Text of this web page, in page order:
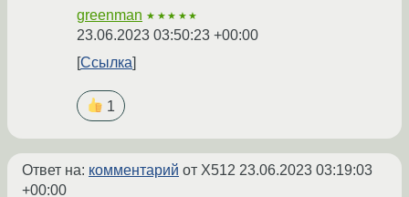
greenman ★★★★★
23.06.2023 03:50:23 +00:00
Ссылка
1
Ответ на: комментарий от X512 23.06.2023 03:19:03
+00:00